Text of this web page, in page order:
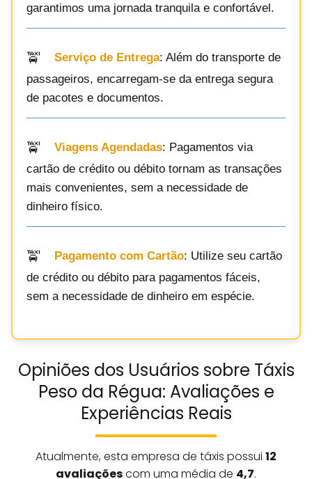
garantimos uma jornada tranquila e confortável.
Serviço de Entrega: Além do transporte de
passageiros, encarregam-se da entrega segura
de pacotes e documentos.
Viagens Agendadas: Pagamentos via
cartão de crédito ou débito tornam as transações
mais convenientes, sem a necessidade de
dinheiro físico.
Pagamento com Cartão: Utilize seu cartão
de crédito ou débito para pagamentos fáceis,
sem a necessidade de dinheiro em espécie.
Opiniões dos Usuários sobre Táxis
Peso da Régua: Avaliações e
Experiências Reais
Atualmente, esta empresa de táxis possui 12
avaliaçõescom uma média de 4,7.